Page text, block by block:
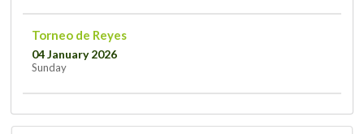
Torneo de Reyes
04 January 2026
Sunday